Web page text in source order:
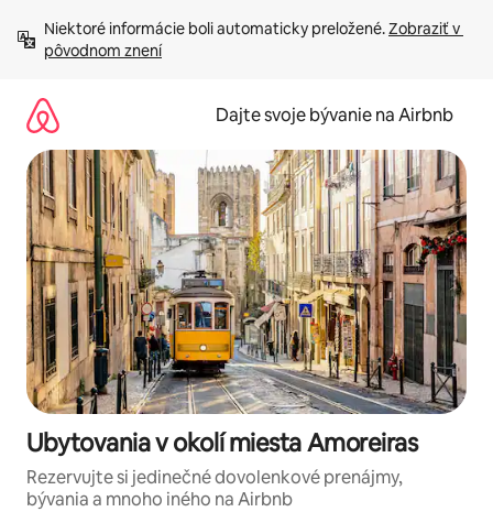
obsah.
Niektoré informácie boli automaticky preložené. Zobraziť v
pôvodnom znení
Dajte svoje bývanie na Airbnb
Ubytovania v okolí miesta Amoreiras
Rezervujte si jedinečné dovolenkové prenájmy,
bývania a mnoho iného na Airbnb